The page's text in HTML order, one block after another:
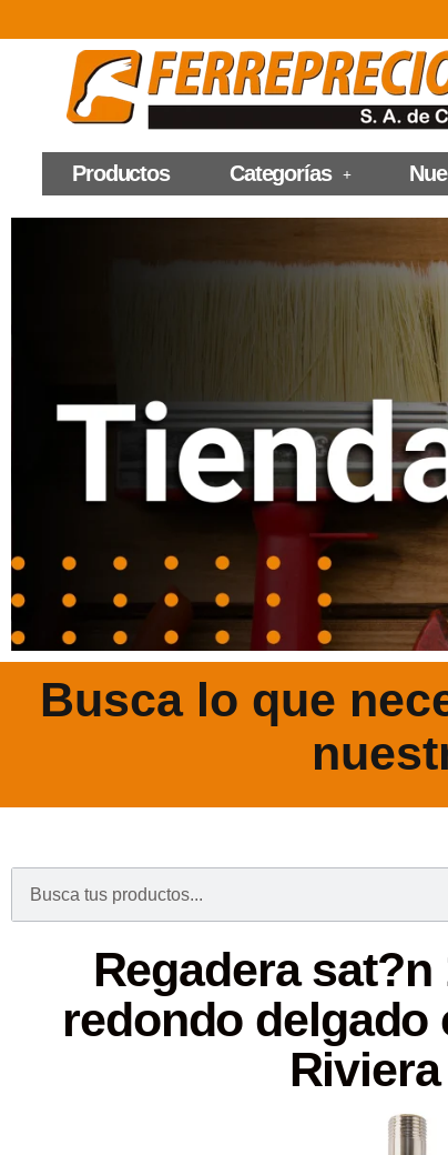
Productos Categorías
Busca lo que
Regadera sat?n
redondo delgado
Riviera